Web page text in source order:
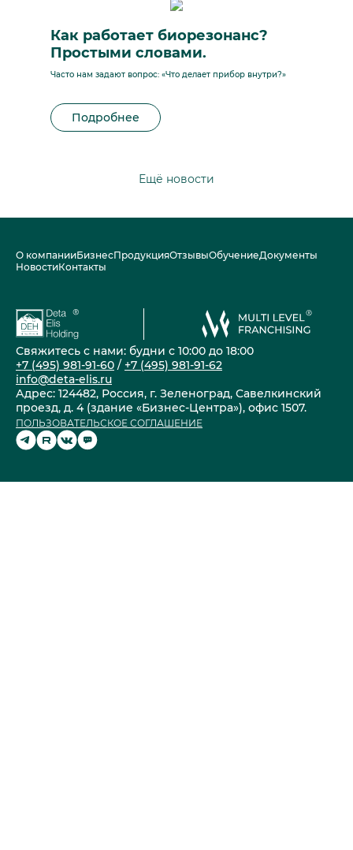
Как работает биорезонанс?
Простыми словами.
Часто нам задают вопрос: «Что делает прибор внутри?»
Подробнее
Ещё новости
О компанииБизнесПродукцияОтзывыОбучениеДокументы
НовостиКонтакты
Адрес: 124482, Россия, г. Зеленоград, Савелкинский
проезд, д. 4 (здание «Бизнес-Центра»), офис 1507.
ПОЛЬЗОВАТЕЛЬСКОЕ СОГЛАШЕНИЕ
Свяжитесь с нами: будни с 10:00 до 18:00
+7 (495) 981-91-60 / +7 (495) 981-91-62
info@deta-elis.ru